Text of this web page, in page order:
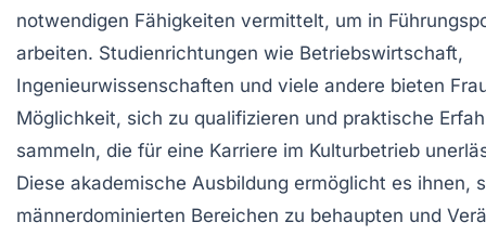
notwendigen Fähigkeiten vermittelt, um in
arbeiten. Studienrichtungen wie Betriebswirtschaft,
Ingenieurwissenschaften und viele andere bieten
Möglichkeit, sich zu qualifizieren und praktische
sammeln, die für eine Karriere im Kulturbetrieb
Diese akademische Ausbildung ermöglicht es ihnen,
männerdominierten Bereichen zu behaupten und